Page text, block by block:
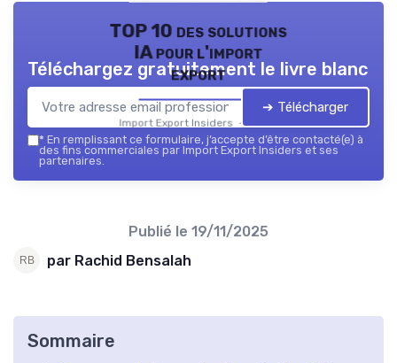
TOP 10 des solutions
IA pour l'import
export
Import Export Insiders — 2026
Téléchargez gratuitement le livre blanc
➔ Télécharger
* En remplissant ce formulaire, j’accepte d’être contacté(e) à
des fins commerciales par Import Export Insiders et ses
partenaires.
Publié le 19/11/2025
par Rachid Bensalah
Sommaire